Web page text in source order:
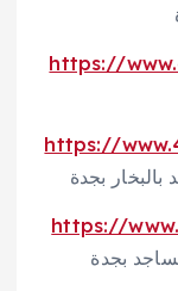
https://
https://
بجدة
https://
بجدة